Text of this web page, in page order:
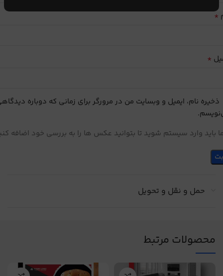
*
*
ذخیره نام، ایمیل و وبسایت من در مرورگر برای زمانی که دوباره
باید وارد سیستم شوید تا بتوانید عکس ها را به بررسی خود اضافه
حمل و نقل و تحویل
محصولات مرتبط